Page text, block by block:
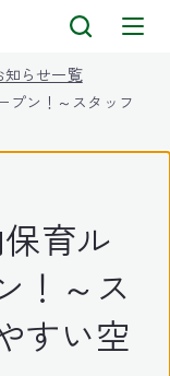
知らせ一覧
プン！～スタッフ
育ル
！～ス
すい空